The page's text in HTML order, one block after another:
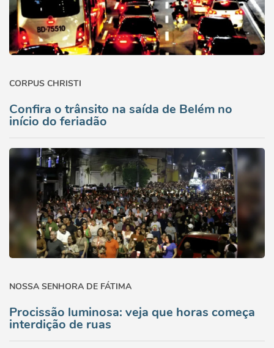
CORPUS CHRISTI
Confira o trânsito na saída de Belém no
início do feriadão
NOSSA SENHORA DE FÁTIMA
Procissão luminosa: veja que horas começa
interdição de ruas